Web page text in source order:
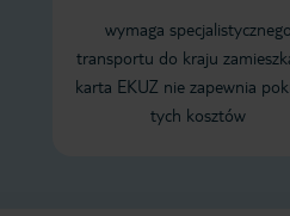
wymaga specjalistycznego
transportu do kraju
karta EKUZ nie zapewnia
tych kosztów